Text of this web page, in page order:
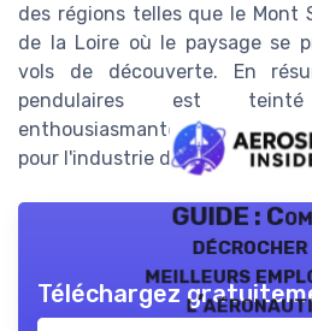
des régions telles que le Mont
de la Loire où le paysage se
vols de découverte. En
pendulaires est
enthousiasmantes tant pour
pour l'industrie de la défense.
GUIDE :
meilleurs
Téléchargez